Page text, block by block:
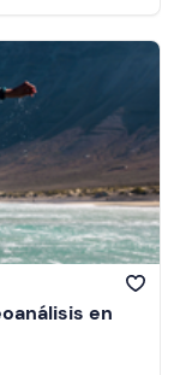
en